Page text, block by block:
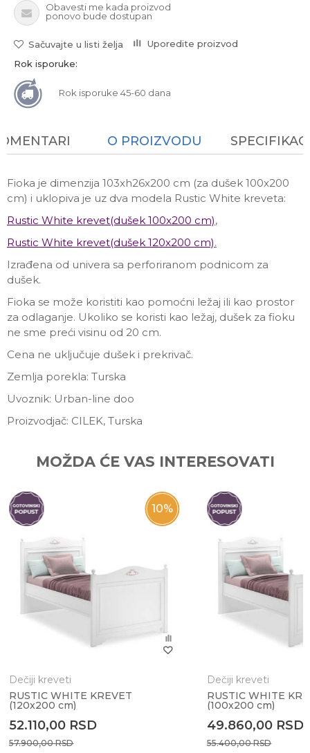
Obavesti me kada proizvod
ponovo bude dostupan
Sačuvajte u listi želja
Uporedite proizvod
Rok isporuke:
Rok isporuke 45-60 dana
O PROIZVODU
Fioka je dimenzija 103xh26x200 cm (za dušek 100x200
cm) i uklopiva je uz dva modela Rustic White kreveta:
Rustic White krevet(dušek 100x200 cm),
Rustic White krevet(dušek 120x200 cm).
Izrađena od univera sa perforiranom podnicom za
dušek.
Fioka se može koristiti kao pomoćni ležaj ili kao prostor
za odlaganje. Ukoliko se koristi kao ležaj, dušek za fioku
ne sme preći visinu od 20 cm.
Cena ne uključuje dušek i prekrivač.
Zemlja porekla: Turska
Uvoznik: Urban-line doo
Proizvodjač: CILEK, Turska
Email
Poruka
Anti-spam zaštita - izračunajte koliko je 9 - 4 :
MOŽDA ĆE VAS INTERESOVATI
10%
Dečiji kreveti
RUSTIC WHITE KREVET
(120x200 cm)
52.110,00 RSD
57.900,00RSD
Dečiji kreveti
RUSTIC WHITE
(100x200 cm)
49.860,00 RSD
55.400,00RSD